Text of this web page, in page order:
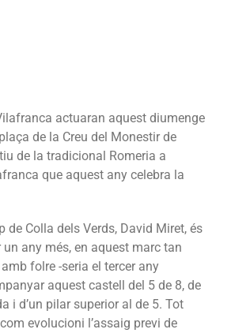
actuaran aquest diumenge
de la Creu del Monestir de
de la tradicional Romeria a
que aquest any celebra la
de Colla dels Verds, David Miret, és
un any més, en aquest marc tan
folre -seria el tercer any
aquest castell del 5 de 8, de
i d’un pilar superior al de 5. Tot
evolucioni l’assaig previ de